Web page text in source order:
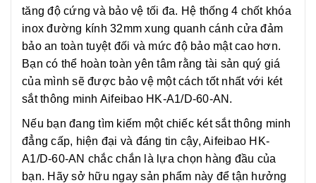
tăng độ cứng và bảo vệ tối đa. Hệ thống 4 chốt khóa
inox đường kính 32mm xung quanh cánh cửa đảm
bảo an toàn tuyệt đối và mức độ bảo mật cao hơn.
Bạn có thể hoàn toàn yên tâm rằng tài sản quý giá
của mình sẽ được bảo vệ một cách tốt nhất với két
sắt thông minh Aifeibao HK-A1/D-60-AN.
Nếu bạn đang tìm kiếm một chiếc két sắt thông minh
đẳng cấp, hiện đại và đáng tin cậy, Aifeibao HK-
A1/D-60-AN chắc chắn là lựa chọn hàng đầu của
bạn. Hãy sở hữu ngay sản phẩm này để tận hưởng